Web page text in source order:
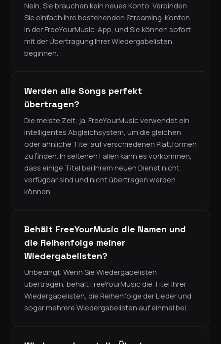
Nein, Sie brauchen kein neues Konto. Verbinden
Sie einfach Ihre bestehenden Streaming-Konten
in der FreeYourMusic-App, und Sie können sofort
mit der Übertragung Ihrer Wiedergabelisten
beginnen.
Werden alle Songs perfekt
übertragen?
Die meiste Zeit, ja. FreeYourMusic verwendet ein
intelligentes Abgleichsystem, um die gleichen
oder ähnliche Titel auf verschiedenen Plattformen
zu finden. In seltenen Fällen kann es vorkommen,
dass einige Titel bei Ihrem neuen Dienst nicht
verfügbar sind und nicht übertragen werden
können.
Behält FreeYourMusic die Namen und
die Reihenfolge meiner
Wiedergabelisten?
Unbedingt. Wenn Sie Wiedergabelisten
übertragen, behält FreeYourMusic die Titel Ihrer
Wiedergabelisten, die Reihenfolge der Lieder und
sogar mehrere Wiedergabelisten auf einmal bei.